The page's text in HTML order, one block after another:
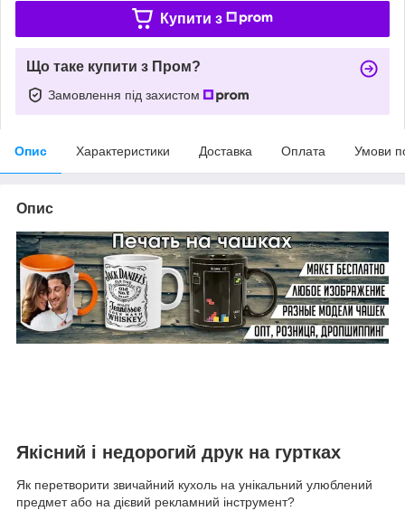
Купити з
Що таке купити з Пром?
Замовлення під захистом
Опис Характеристики Доставка Оплата Умови
Опис
Якісний і недорогий друк на гуртках
Як перетворити звичайний кухоль на унікальний улюблений
предмет або на дієвий рекламний інструмент?